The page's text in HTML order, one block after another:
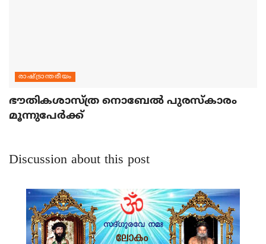
രാഷ്ട്രാന്തരീയം
ഭൗതികശാസ്ത്ര നൊബേല്‍ പുരസ്‌കാരം
മൂന്നുപേര്‍ക്ക്
Discussion about this post